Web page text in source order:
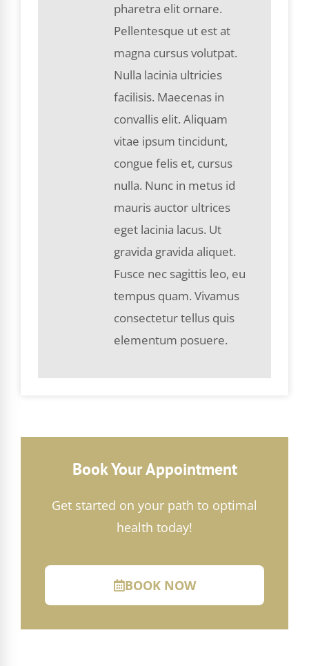
pharetra elit ornare.
Pellentesque ut est at
magna cursus volutpat.
Nulla lacinia ultricies
facilisis. Maecenas in
convallis elit. Aliquam
vitae ipsum tincidunt,
congue felis et, cursus
nulla. Nunc in metus id
mauris auctor ultrices
eget lacinia lacus. Ut
gravida gravida aliquet.
Fusce nec sagittis leo, eu
tempus quam. Vivamus
consectetur tellus quis
elementum posuere.
Book Your Appointment
Get started on your path to optimal
health today!
BOOK NOW